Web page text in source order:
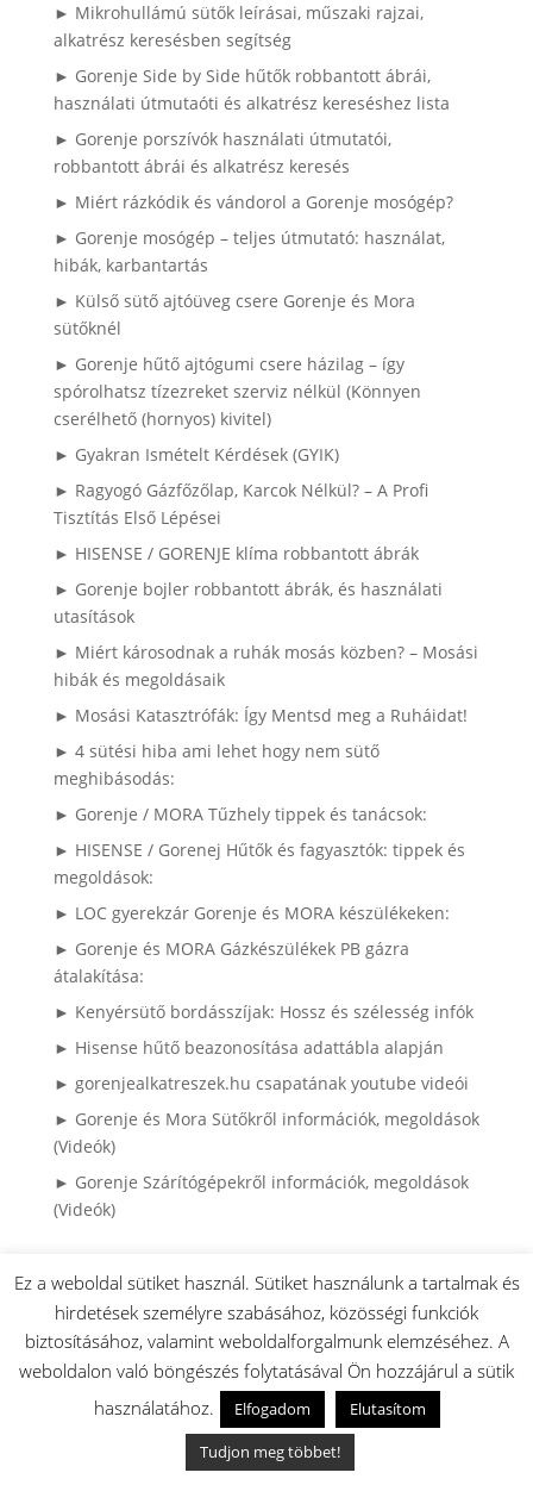
► Mikrohullámú sütők leírásai, műszaki rajzai,
alkatrész keresésben segítség
► Gorenje Side by Side hűtők robbantott ábrái,
használati útmutaóti és alkatrész kereséshez lista
► Gorenje porszívók használati útmutatói,
robbantott ábrái és alkatrész keresés
► Miért rázkódik és vándorol a Gorenje mosógép?
► Gorenje mosógép – teljes útmutató: használat,
hibák, karbantartás
► Külső sütő ajtóüveg csere Gorenje és Mora
sütőknél
► Gorenje hűtő ajtógumi csere házilag – így
spórolhatsz tízezreket szerviz nélkül (Könnyen
cserélhető (hornyos) kivitel)
► Gyakran Ismételt Kérdések (GYIK)
► Ragyogó Gázfőzőlap, Karcok Nélkül? – A Profi
Tisztítás Első Lépései
► HISENSE / GORENJE klíma robbantott ábrák
► Gorenje bojler robbantott ábrák, és használati
utasítások
► Miért károsodnak a ruhák mosás közben? – Mosási
hibák és megoldásaik
► Mosási Katasztrófák: Így Mentsd meg a Ruháidat!
► 4 sütési hiba ami lehet hogy nem sütő
meghibásodás:
► Gorenje / MORA Tűzhely tippek és tanácsok:
► HISENSE / Gorenej Hűtők és fagyasztók: tippek és
megoldások:
► LOC gyerekzár Gorenje és MORA készülékeken:
► Gorenje és MORA Gázkészülékek PB gázra
átalakítása:
► Kenyérsütő bordásszíjak: Hossz és szélesség infók
► Hisense hűtő beazonosítása adattábla alapján
► gorenjealkatreszek.hu csapatának youtube videói
► Gorenje és Mora Sütőkről információk, megoldások
(Videók)
► Gorenje Szárítógépekről információk, megoldások
(Videók)
► 2008 előtti MORA készülékek
► Gorenje Szárítógépek használati utasítása és
alkatrészei
► Gorenje mosógépek használati utasítása,
robbantott ábrája és alkatrészei
► Sütőajtó leszerelése (Videó)
Ez a weboldal sütiket használ. Sütiket használunk a tartalmak és
hirdetések személyre szabásához, közösségi funkciók
biztosításához, valamint weboldalforgalmunk elemzéséhez. A
weboldalon való böngészés folytatásával Ön hozzájárul a sütik
használatához.
Elfogadom
Elutasítom
Tudjon meg többet!